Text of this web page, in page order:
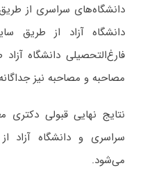
دانشگاه‌های سراسری از
دانشگاه آزاد از طریق
فارغ‌التحصیلی دانشگاه
مصاحبه و مصاحبه نیز
نتایج نهایی قبولی دکتری
سراسری و دانشگاه آزاد
می‌شود.